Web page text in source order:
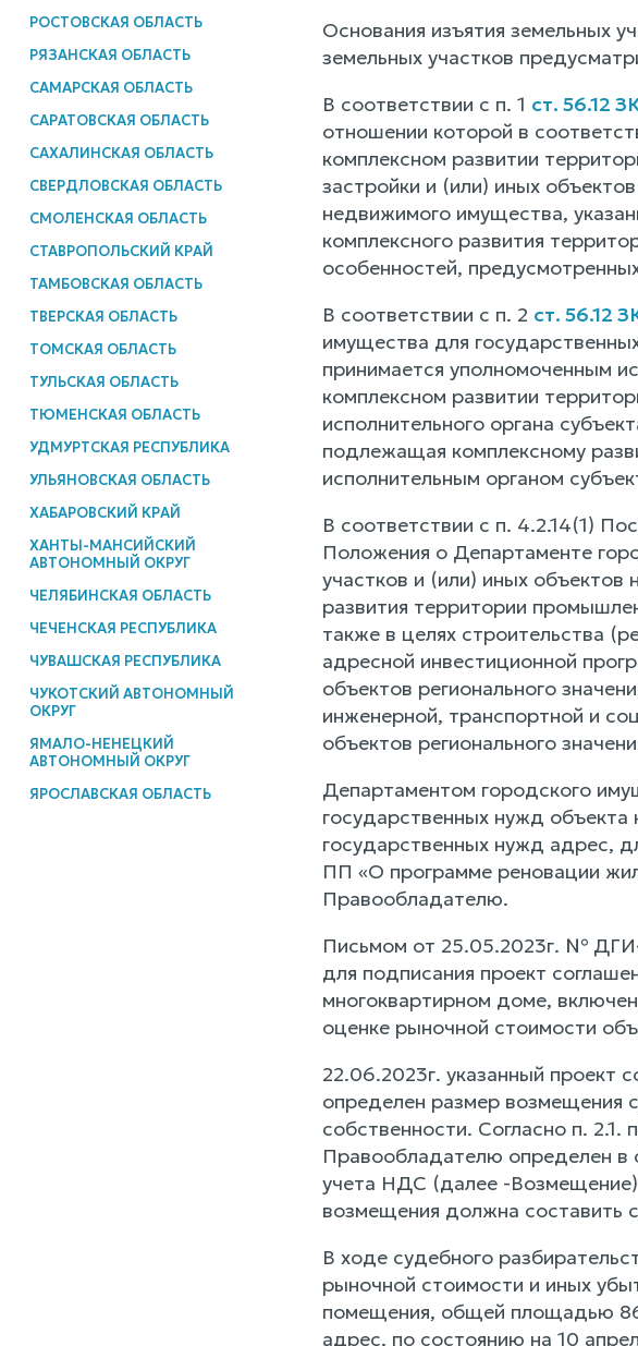
РОСТОВСКАЯ ОБЛАСТЬ
РЯЗАНСКАЯ ОБЛАСТЬ
САМАРСКАЯ ОБЛАСТЬ
САРАТОВСКАЯ ОБЛАСТЬ
САХАЛИНСКАЯ ОБЛАСТЬ
СВЕРДЛОВСКАЯ ОБЛАСТЬ
СМОЛЕНСКАЯ ОБЛАСТЬ
СТАВРОПОЛЬСКИЙ КРАЙ
ТАМБОВСКАЯ ОБЛАСТЬ
ТВЕРСКАЯ ОБЛАСТЬ
ТОМСКАЯ ОБЛАСТЬ
ТУЛЬСКАЯ ОБЛАСТЬ
ТЮМЕНСКАЯ ОБЛАСТЬ
УДМУРТСКАЯ РЕСПУБЛИКА
УЛЬЯНОВСКАЯ ОБЛАСТЬ
ХАБАРОВСКИЙ КРАЙ
ХАНТЫ-МАНСИЙСКИЙ
АВТОНОМНЫЙ ОКРУГ
ЧЕЛЯБИНСКАЯ ОБЛАСТЬ
ЧЕЧЕНСКАЯ РЕСПУБЛИКА
ЧУВАШСКАЯ РЕСПУБЛИКА
ЧУКОТСКИЙ АВТОНОМНЫЙ
ОКРУГ
ЯМАЛО-НЕНЕЦКИЙ
АВТОНОМНЫЙ ОКРУГ
ЯРОСЛАВСКАЯ ОБЛАСТЬ
Основания изъятия земельных
земельных участков
В соответствии с п. 1 ст. 56.12
отношении которой в
комплексном развитии
застройки и (или) иных
недвижимого имущества,
комплексного развития
особенностей,
В соответствии с п. 2 ст. 56.12
имущества для
принимается уполномоченным
комплексном развитии
исполнительного органа
подлежащая комплексному
исполнительным органом
В соответствии с п. 4.2.14(1)
Положения о Департаменте
участков и (или) иных
развития территории
также в целях строительства
адресной инвестиционной
объектов регионального
инженерной, транспортной и
объектов регионального
Департаментом городского
государственных нужд
государственных нужд адрес,
ПП «О программе реновации
Правообладателю.
Письмом от 25.05.2023г. №
для подписания проект
многоквартирном доме,
оценке рыночной стоимости
22.06.2023г. указанный проект
определен размер возмещения
собственности. Согласно п.
Правообладателю определен в
учета НДС (далее -Возмещение)
возмещения должна составить
В ходе судебного
рыночной стоимости и иных
помещения, общей площадью
адрес, по состоянию на 10